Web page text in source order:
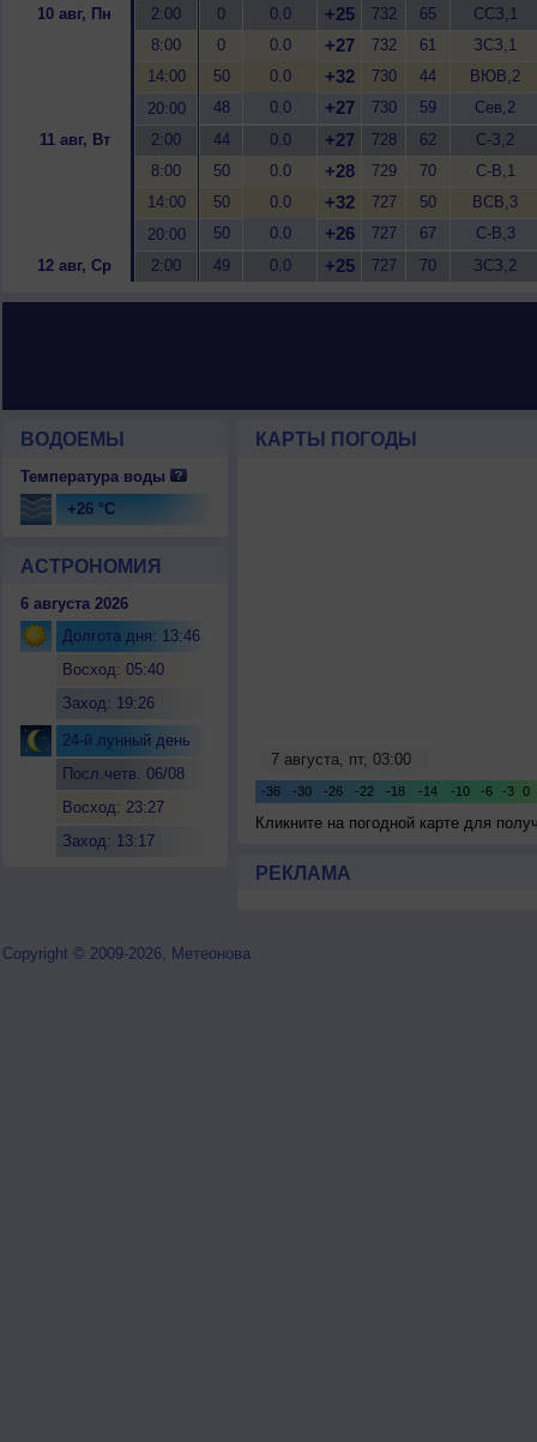
10 авг, Пн
2:00 0 0.0 +25 732 65
ССЗ,1
8:00
0 0.0 +27 732 61
ЗСЗ,1
14:00
50 0.0 +32 730 44
ВЮВ,2
20:00
48 0.0 +27 730 59
Сев,2
11 авг, Вт
2:00 44 0.0 +27 728 62
С-З,2
8:00
50 0.0 +28 729 70
С-В,1
14:00
50 0.0 +32 727 50
ВСВ,3
20:00
50 0.0 +26 727 67
С-В,3
12 авг, Ср
2:00 49 0.0 +25 727 70 ЗСЗ,2
ВОДОЕМЫ
Температура воды
+26 °C
АСТРОНОМИЯ
6 августа 2026
Долгота дня: 13:46
Восход: 05:40
Заход: 19:26
24-й лунный день
Посл.четв. 06/08
Восход: 23:27
Заход: 13:17
КАРТЫ ПОГОДЫ
Кликните на погодной карте для
РЕКЛАМА
Copyright © 2009-2026, Метеонова